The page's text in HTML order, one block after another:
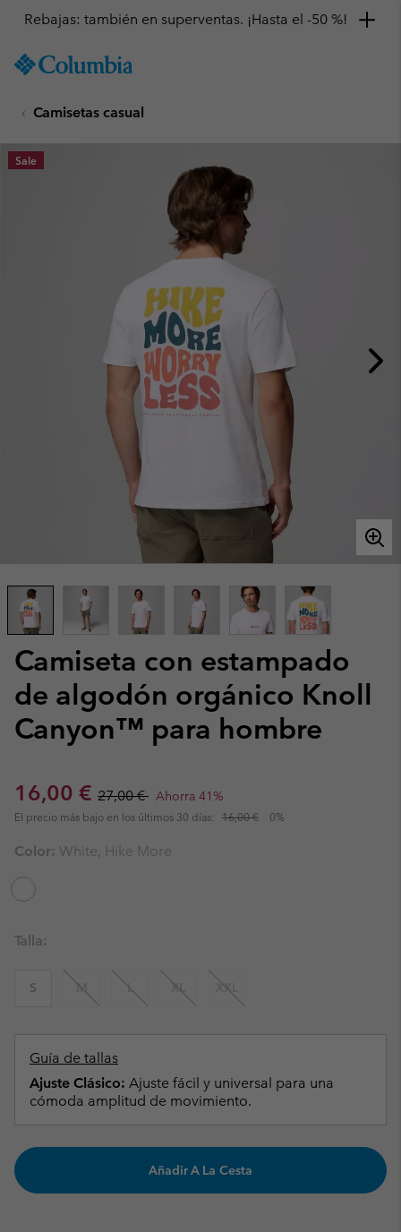
TO
SKIP
MAIN
NAV
Rebajas: también en superventas. ¡Hasta el -50 %!
Camisetas casual
Camiseta con estampado
de algodón orgánico Knoll
Canyon™ para hombre
Sale price:
16,00 € Regular price:
27,00 € Ahorra 41%
El precio más bajo en los últimos 30 días: 16,00 € 0%
Sale
Color: White, Hike More
Talla:
S M L XL XXL
Guía de tallas
Ajuste Clásico: Ajuste fácil y universal para una
cómoda amplitud de movimiento.
Añadir A La Cesta